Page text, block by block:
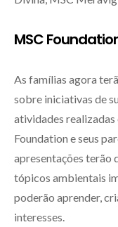
MSC
As famílias agora
sobre iniciativas de
atividades
Foundation e seus
apresentações terão
tópicos ambientais
poderão aprender,
interesses.